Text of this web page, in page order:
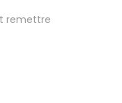
remettre